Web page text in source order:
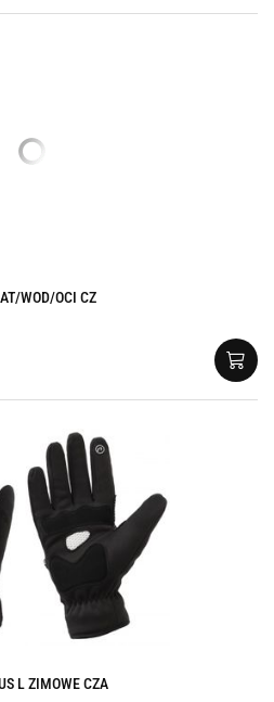
WOD/OCI CZ
L ZIMOWE CZA